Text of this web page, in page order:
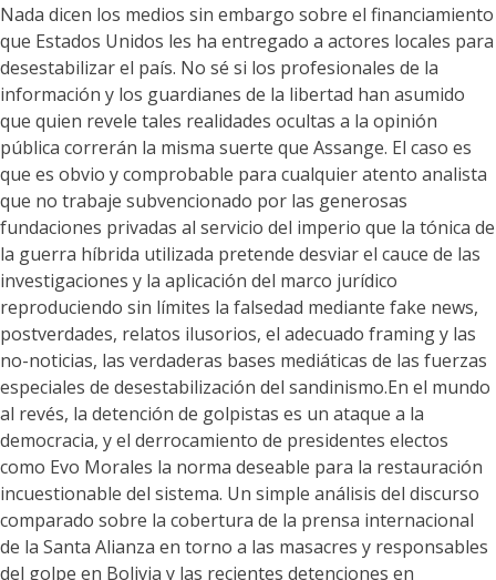
Nada dicen los medios sin embargo sobre el financiamiento
que Estados Unidos les ha entregado a actores locales para
desestabilizar el país. No sé si los profesionales de la
información y los guardianes de la libertad han asumido
que quien revele tales realidades ocultas a la opinión
pública correrán la misma suerte que Assange. El caso es
que es obvio y comprobable para cualquier atento analista
que no trabaje subvencionado por las generosas
fundaciones privadas al servicio del imperio que la tónica de
la guerra híbrida utilizada pretende desviar el cauce de las
investigaciones y la aplicación del marco jurídico
reproduciendo sin límites la falsedad mediante fake news,
postverdades, relatos ilusorios, el adecuado framing y las
no-noticias, las verdaderas bases mediáticas de las fuerzas
especiales de desestabilización del sandinismo.En el mundo
al revés, la detención de golpistas es un ataque a la
democracia, y el derrocamiento de presidentes electos
como Evo Morales la norma deseable para la restauración
incuestionable del sistema. Un simple análisis del discurso
comparado sobre la cobertura de la prensa internacional
de la Santa Alianza en torno a las masacres y responsables
del golpe en Bolivia y las recientes detenciones en